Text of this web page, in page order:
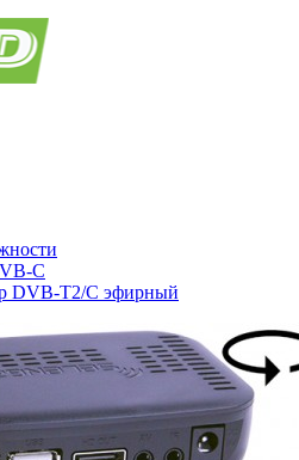
C
DVB-T2/C эфирный